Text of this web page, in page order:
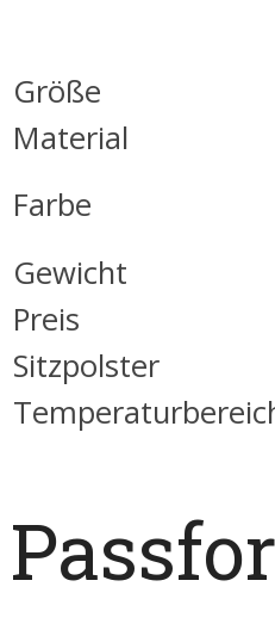
Größe
Material
Farbe
Gewicht
Preis
Sitzpolster